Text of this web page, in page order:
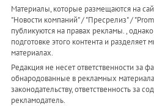
Материалы, которые размещаются на
"Новости компаний" / "Пресрелиз" /
публикуются на правах рекламы. ,
подготовке этого контента и разделяет
материалах.
Редакция не несет ответственности за
обнародованные в рекламных
законодательству, ответственность за
рекламодатель.